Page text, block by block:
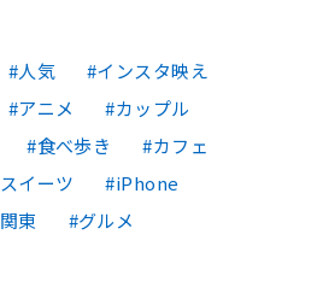
人気
インスタ映え
アニメ
カップル
食べ歩き
カフェ
スイーツ
iPhone
関東 グルメ